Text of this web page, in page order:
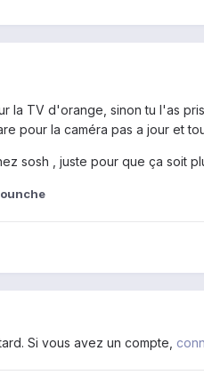
la TV d'orange, sinon tu l'as
pour la caméra pas a jour et
sosh , juste pour que ça soit
Si vous avez un compte,